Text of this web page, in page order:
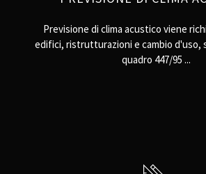
Previsione di clima acustico viene
edifici, ristrutturazioni e cambio d'uso,
quadro 447/95 ...